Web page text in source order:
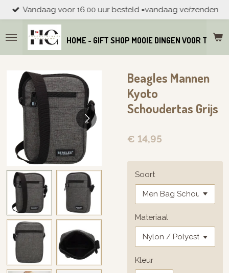
Ga
direct
naar
de
hoofdinhoud
HOME - GIFT SHOP MOOIE DINGEN VOOR THUIS
Vandaag voor 16.00 uur besteld =vandaag veŕzenden
Beagles Mannen
Kyoto
Schoudertas Grijs
€ 14,95
Soort
Materiaal
Kleur